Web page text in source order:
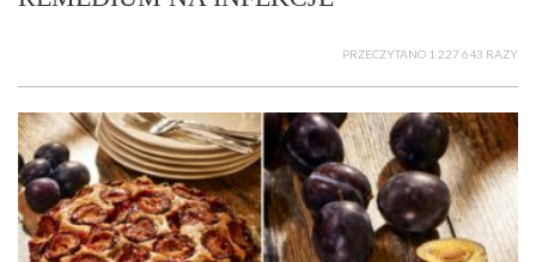
PRZECZYTANO 1 227 643 RAZY